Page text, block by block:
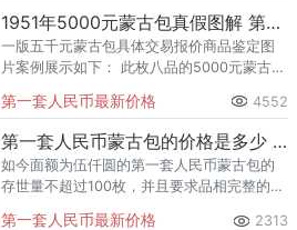
1951年5000元蒙古包真假图解 第一套人民币5000元蒙古包现在一张值多少钱
一版五千元蒙古包具体交易报价商品鉴定图
片案例展示如下： 此枚八品的5000元蒙古包
左右，具体看实物。
第一套人民币最新价格 4552
第一套人民币蒙古包的价格是多少 第一套人民币蒙古包伍仟圆价格行情
如今面额为伍仟圆的第一套人民币蒙古包的
存世量不超过100枚，并且要求品相完整的币
第一套人民币最新价格 2313